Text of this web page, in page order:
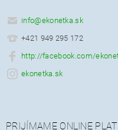
info@ekonetka.sk
+421 949 295 172
http://facebook.com/
ekonetka.sk
PRIJÍMAME ONLINE